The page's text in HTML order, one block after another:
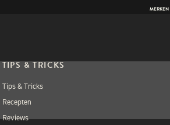
MERKEN
TIPS & TRICKS
Tips & Tricks
Recepten
Reviews